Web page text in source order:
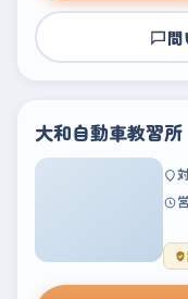
大和自動車教習所